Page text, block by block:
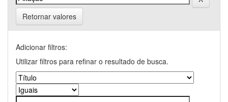
Retornar valores
Adicionar filtros:
Utilizar filtros para refinar o resultado de busca.